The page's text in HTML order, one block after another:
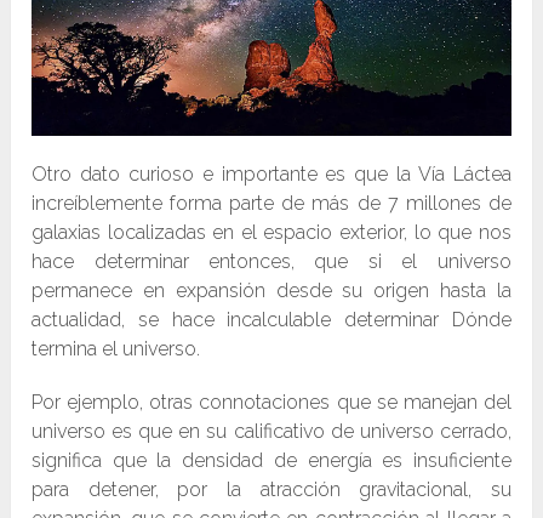
Otro dato curioso e importante es que la Vía Láctea
increíblemente forma parte de más de 7 millones de
galaxias localizadas en el espacio exterior, lo que nos
hace determinar entonces, que si el universo
permanece en expansión desde su origen hasta la
actualidad, se hace incalculable determinar Dónde
termina el universo.
Por ejemplo, otras connotaciones que se manejan del
universo es que en su calificativo de universo cerrado,
significa que la densidad de energía es insuficiente
para detener, por la atracción gravitacional, su